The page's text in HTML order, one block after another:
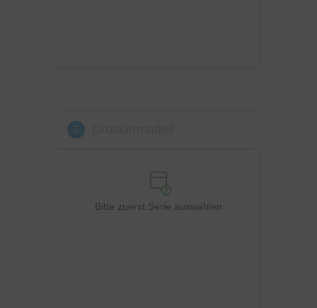
Bitte zuerst Serie auswählen